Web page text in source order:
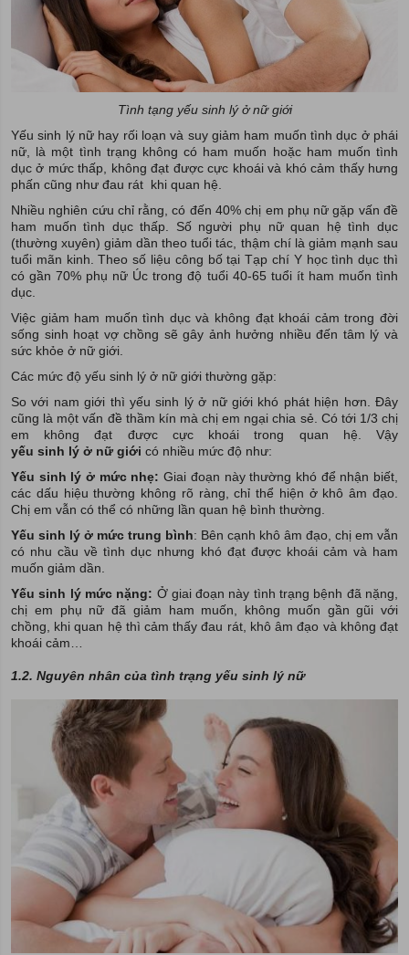
Tình tạng yếu sinh lý ở nữ giới
Yếu sinh lý nữ hay rối loạn và suy giảm ham muốn tình dục ở phái
nữ, là một tình trạng không có ham muốn hoặc ham muốn tình
dục ở mức thấp, không đạt được cực khoái và khó cảm thấy hưng
phấn cũng như đau rát khi quan hệ.
Nhiều nghiên cứu chỉ rằng, có đến 40% chị em phụ nữ gặp vấn đề
ham muốn tình dục thấp. Số người phụ nữ quan hệ tình dục
(thường xuyên) giảm dần theo tuổi tác, thậm chí là giảm mạnh sau
tuổi mãn kinh. Theo số liệu công bố tại Tạp chí Y học tình dục thì
có gần 70% phụ nữ Úc trong độ tuổi 40-65 tuổi ít ham muốn tình
dục.
Việc giảm ham muốn tình dục và không đạt khoái cảm trong đời
sống sinh hoạt vợ chồng sẽ gây ảnh hưởng nhiều đến tâm lý và
sức khỏe ở nữ giới.
Các mức độ yếu sinh lý ở nữ giới thường gặp:
So với nam giới thì yếu sinh lý ở nữ giới khó phát hiện hơn. Đây
cũng là một vấn đề thầm kín mà chị em ngại chia sẻ. Có tới 1/3 chị
em không đạt được cực khoái trong quan hệ. Vậy
yếu sinh lý ở nữ giới có nhiều mức độ như:
Yếu sinh lý ở mức nhẹ: Giai đoạn này thường khó để nhận biết,
các dấu hiệu thường không rõ ràng, chỉ thể hiện ở khô âm đạo.
Chị em vẫn có thể có những lần quan hệ bình thường.
Yếu sinh lý ở mức trung bình: Bên cạnh khô âm đạo, chị em vẫn
có nhu cầu về tình dục nhưng khó đạt được khoái cảm và ham
muốn giảm dần.
Yếu sinh lý mức nặng: Ở giai đoạn này tình trạng bệnh đã nặng,
chị em phụ nữ đã giảm ham muốn, không muốn gần gũi với
chồng, khi quan hệ thì cảm thấy đau rát, khô âm đạo và không đạt
khoái cảm…
1.2. Nguyên nhân của tình trạng yếu sinh lý nữ